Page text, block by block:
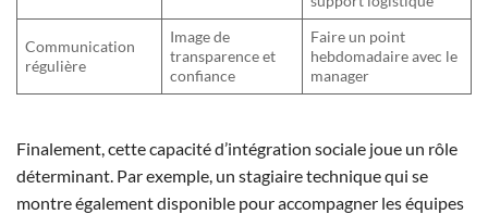
Communication
régulière
Image de
transparence et
confiance
Faire un point
hebdomadaire avec le
manager
Finalement, cette capacité d’intégration sociale joue un rôle
déterminant. Par exemple, un stagiaire technique qui se
montre également disponible pour accompagner les équipes